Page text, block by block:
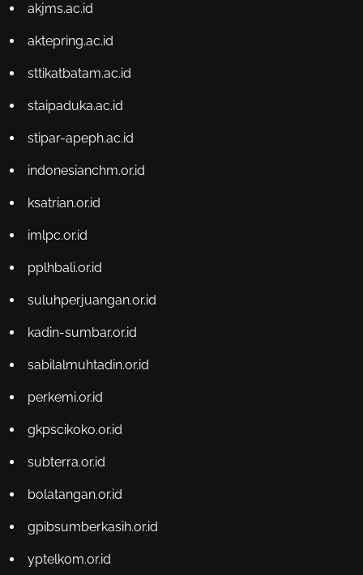
akjms.ac.id
aktepring.ac.id
sttikatbatam.ac.id
staipaduka.ac.id
stipar-apeph.ac.id
indonesianchm.or.id
ksatrian.or.id
imlpc.or.id
pplhbali.or.id
suluhperjuangan.or.id
kadin-sumbar.or.id
sabilalmuhtadin.or.id
perkemi.or.id
gkpscikoko.or.id
subterra.or.id
bolatangan.or.id
gpibsumberkasih.or.id
yptelkom.or.id